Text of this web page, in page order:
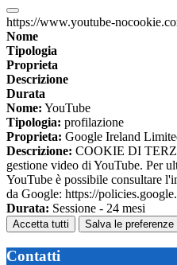
https://www.youtube-
Nome
Tipologia
Proprieta
Descrizione
Durata
Nome: YouTube
Tipologia: profilazione
Proprieta: Google Ireland
Descrizione: COOKIE DI
gestione video di YouTube. Per
YouTube è possibile consultare
da Google: https://
Durata: Sessione - 24 mesi
Accetta tutti Salva le preferenze
Contatti